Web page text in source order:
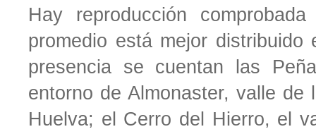
Hay reproducción
promedio está mejor
presencia se cuentan las
entorno de Almonaster, valle
Huelva; el Cerro del Hierro, el